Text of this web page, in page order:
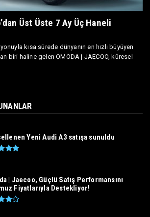
Üst Üste 7 Ay Üç Haneli
kısa sürede dünyanın en hızlı büyüyen
biri haline gelen OMODA | JAECOO, küresel
Yeni Audi A3 satışa sunuldu
| Jaecoo, Güçlü Satış Performansını
Fiyatlarıyla Destekliyor!